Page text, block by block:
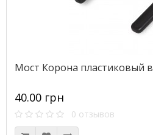
Мост Корона пластиковый
40.00 грн
0 отзывов